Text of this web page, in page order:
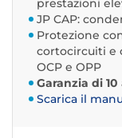
prestazioni
JP CAP:
Protezione
cortocircuiti e
OCP e OPP
Garanzia di
Scarica il